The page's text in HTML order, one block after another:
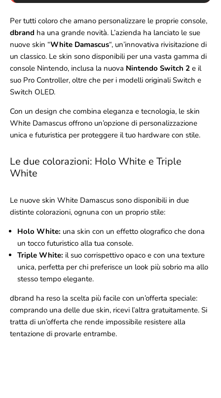
Per tutti coloro che amano personalizzare le proprie console,
dbrand ha una grande novità. L’azienda ha lanciato le sue
nuove skin “White Damascus“, un’innovativa rivisitazione di
un classico. Le skin sono disponibili per una vasta gamma di
console Nintendo, inclusa la nuova Nintendo Switch 2 e il
suo Pro Controller, oltre che per i modelli originali Switch e
Switch OLED.
Con un design che combina eleganza e tecnologia, le skin
White Damascus offrono un’opzione di personalizzazione
unica e futuristica per proteggere il tuo hardware con stile.
Le due colorazioni: Holo White e Triple
White
Le nuove skin White Damascus sono disponibili in due
distinte colorazioni, ognuna con un proprio stile:
Holo White: una skin con un effetto olografico che dona
un tocco futuristico alla tua console.
Triple White: il suo corrispettivo opaco e con una texture
unica, perfetta per chi preferisce un look più sobrio ma allo
stesso tempo elegante.
dbrand ha reso la scelta più facile con un’offerta speciale:
comprando una delle due skin, ricevi l’altra gratuitamente. Si
tratta di un’offerta che rende impossibile resistere alla
tentazione di provarle entrambe.